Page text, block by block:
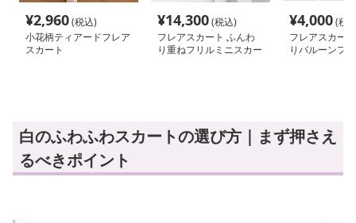
¥2,960(税込)
小花柄ティアードフレア
スカート
¥14,300(税込)
フレアスカート ふんわ
り重ねフリルミニスカー
¥4,000(税
フレアスカー
りバルーンフ
白のふわふわスカートの選び方｜まず押さえ
るべきポイント